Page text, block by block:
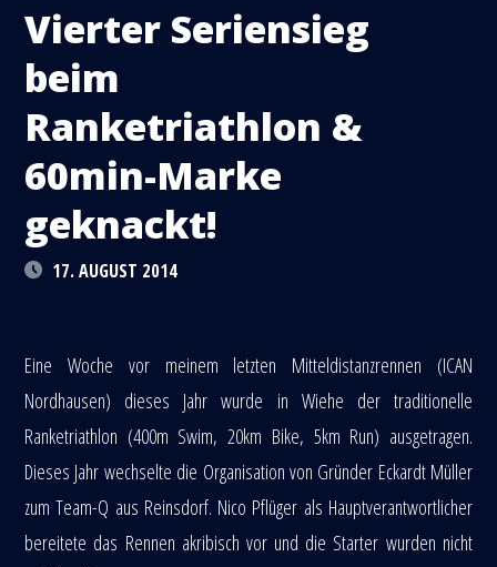
Vierter Seriensieg
beim
Ranketriathlon &
60min-Marke
geknackt!
17. AUGUST 2014
Eine Woche vor meinem letzten Mitteldistanzrennen (ICAN
Nordhausen) dieses Jahr wurde in Wiehe der traditionelle
Ranketriathlon (400m Swim, 20km Bike, 5km Run) ausgetragen.
Dieses Jahr wechselte die Organisation von Gründer Eckardt Müller
zum Team-Q aus Reinsdorf. Nico Pflüger als Hauptverantwortlicher
bereitete das Rennen akribisch vor und die Starter wurden nicht